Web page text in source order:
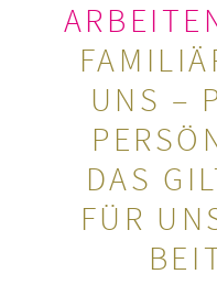
UNS –
DAS
FÜR